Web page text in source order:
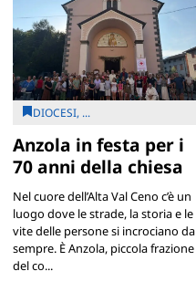
DIOCESI, ...
Anzola in festa per i
70 anni della chiesa
Nel cuore dell’Alta Val Ceno c’è un
luogo dove le strade, la storia e le
vite delle persone si incrociano da
sempre. È Anzola, piccola frazione
del co...